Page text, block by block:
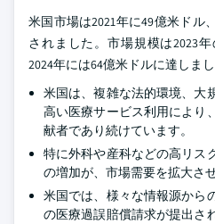
米国市場は2021年に49億米ドル
されました。市場規模は2023年
2024年には64億米ドルに達しまし
米国は、複雑な法的環境、大
高い医療サービス利用により
献者であり続けています。
特に外科や産科などの高リス
の増加が、市場需要を拡大さ
米国では、様々な情報源から
の医療過誤賠償請求が提出さ